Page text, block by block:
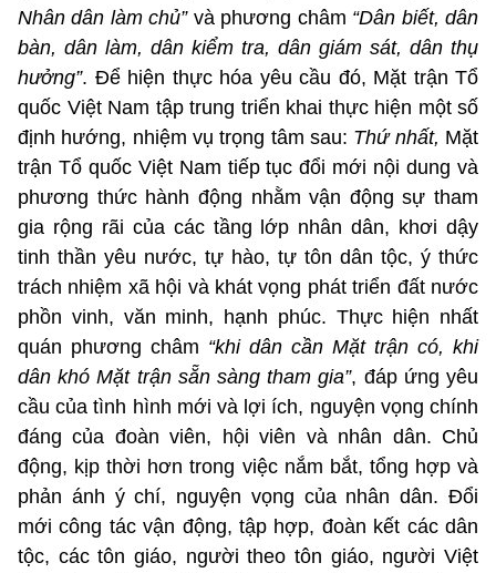
Nhân dân làm chủ” và phương châm “Dân biết, dân
bàn, dân làm, dân kiểm tra, dân giám sát, dân thụ
hưởng”. Để hiện thực hóa yêu cầu đó, Mặt trận Tổ
quốc Việt Nam tập trung triển khai thực hiện một số
định hướng, nhiệm vụ trọng tâm sau: Thứ nhất, Mặt
trận Tổ quốc Việt Nam tiếp tục đổi mới nội dung và
phương thức hành động nhằm vận động sự tham
gia rộng rãi của các tầng lớp nhân dân, khơi dậy
tinh thần yêu nước, tự hào, tự tôn dân tộc, ý thức
trách nhiệm xã hội và khát vọng phát triển đất nước
phồn vinh, văn minh, hạnh phúc. Thực hiện nhất
quán phương châm “khi dân cần Mặt trận có, khi
dân khó Mặt trận sẵn sàng tham gia”, đáp ứng yêu
cầu của tình hình mới và lợi ích, nguyện vọng chính
đáng của đoàn viên, hội viên và nhân dân. Chủ
động, kịp thời hơn trong việc nắm bắt, tổng hợp và
phản ánh ý chí, nguyện vọng của nhân dân. Đổi
mới công tác vận động, tập hợp, đoàn kết các dân
tộc, các tôn giáo, người theo tôn giáo, người Việt